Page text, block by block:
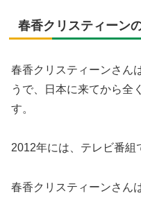
春香クリスティーン
春香クリスティーンさん
うで、日本に来てから全
す。
2012年には、テレビ番組
春香クリスティーンさん